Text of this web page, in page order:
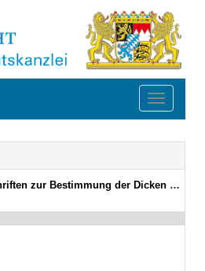
Toggle
von Oberbauschichten im Straßenbau, Ausgabe 2012, TP D-StB 12